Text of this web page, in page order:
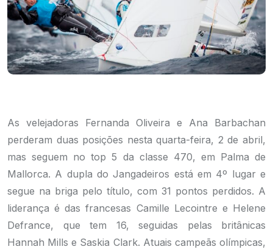
As velejadoras Fernanda Oliveira e Ana Barbachan
perderam duas posições nesta quarta-feira, 2 de abril,
mas seguem no top 5 da classe 470, em Palma de
Mallorca. A dupla do Jangadeiros está em 4º lugar e
segue na briga pelo título, com 31 pontos perdidos. A
liderança é das francesas Camille Lecointre e Helene
Defrance, que tem 16, seguidas pelas britânicas
Hannah Mills e Saskia Clark. Atuais campeãs olímpicas,